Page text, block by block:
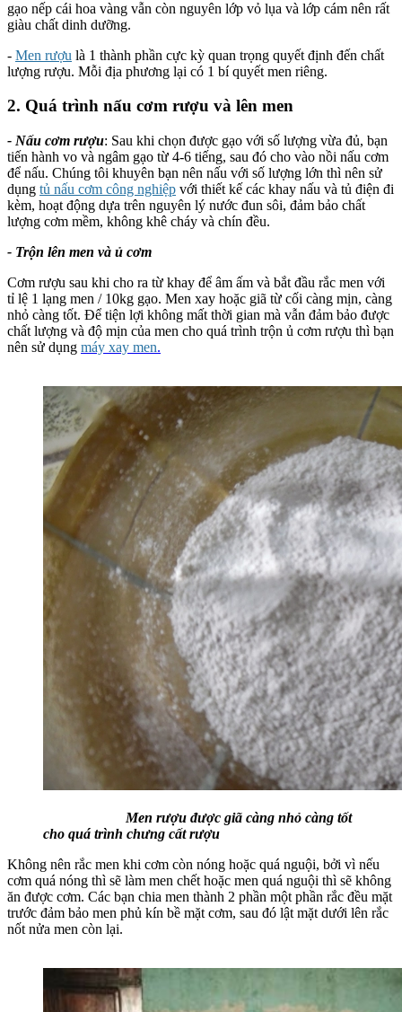
gạo nếp cái hoa vàng vẫn còn nguyên lớp vỏ lụa và lớp cám nên rất
giàu chất dinh dưỡng.
- Men rượu là 1 thành phần cực kỳ quan trọng quyết định đến chất
lượng rượu. Mỗi địa phương lại có 1 bí quyết men riêng.
2. Quá trình nấu cơm rượu và lên men
- Nấu cơm rượu: Sau khi chọn được gạo với số lượng vừa đủ, bạn
tiến hành vo và ngâm gạo từ 4-6 tiếng, sau đó cho vào nồi nấu cơm
để nấu. Chúng tôi khuyên bạn nên nấu với số lượng lớn thì nên sử
dụng tủ nấu cơm công nghiệp với thiết kế các khay nấu và tủ điện đi
kèm, hoạt động dựa trên nguyên lý nước đun sôi, đảm bảo chất
lượng cơm mềm, không khê cháy và chín đều.
- Trộn lên men và ủ cơm
Cơm rượu sau khi cho ra từ khay để âm ấm và bắt đầu rắc men với
tỉ lệ 1 lạng men / 10kg gạo. Men xay hoặc giã từ cối càng mịn, càng
nhỏ càng tốt. Để tiện lợi không mất thời gian mà vẫn đảm bảo được
chất lượng và độ mịn của men cho quá trình trộn ủ cơm rượu thì bạn
nên sử dụng máy xay men.
Men rượu được giã càng nhỏ càng tốt
cho quá trình chưng cất rượu
Không nên rắc men khi cơm còn nóng hoặc quá nguội, bởi vì nếu
cơm quá nóng thì sẽ làm men chết hoặc men quá nguội thì sẽ không
ăn được cơm. Các bạn chia men thành 2 phần một phần rắc đều mặt
trước đảm bảo men phủ kín bề mặt cơm, sau đó lật mặt dưới lên rắc
nốt nửa men còn lại.